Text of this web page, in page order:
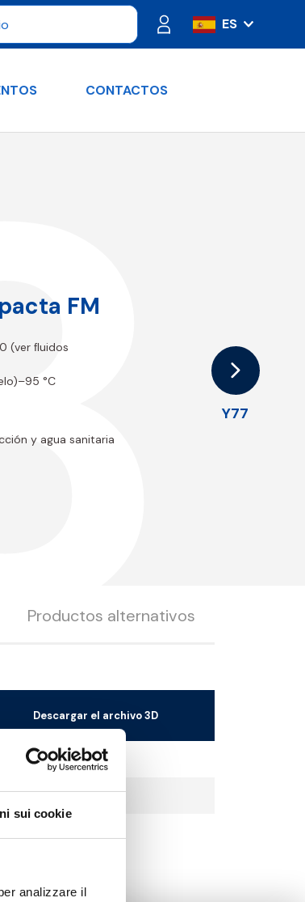
sui cookie
analizzare il
ES
IT
DE
CONTACTOS
Y77
FM
(ver ﬂuidos
°C
y agua sanitaria
Productos alternativos
Descargar el archivo 3D